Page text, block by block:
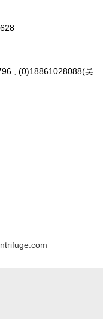
, (0)18861028088(吴